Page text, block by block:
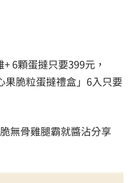
6顆蛋撻只要399元，
果脆粒蛋撻禮盒」6入只要
無骨雞腿霸就醬沾分享